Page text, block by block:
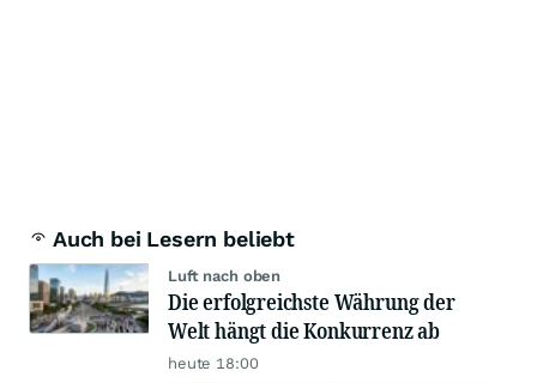
Auch bei Lesern beliebt
Luft nach oben
Die erfolgreichste Währung der
Welt hängt die Konkurrenz ab
heute 18:00